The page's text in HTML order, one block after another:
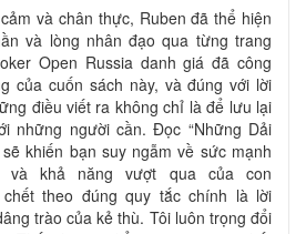
và chân thực, Ruben đã thể hiện
và lòng nhân đạo qua từng trang
Open Russia danh giá đã công
của cuốn sách này, và đúng với lời
điều viết ra không chỉ là để lưu lại
những người cần. Đọc “Những Dải
khiến bạn suy ngẫm về sức mạnh
và khả năng vượt qua của con
chết theo đúng quy tắc chính là lời
trào của kẻ thù. Tôi luôn trọng đổi